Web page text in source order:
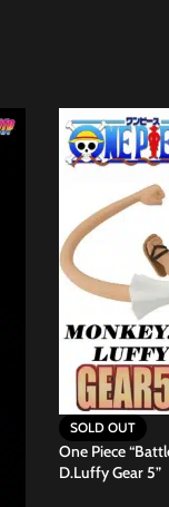
SOLD OUT
One Piece
D.Luffy Gear 5”